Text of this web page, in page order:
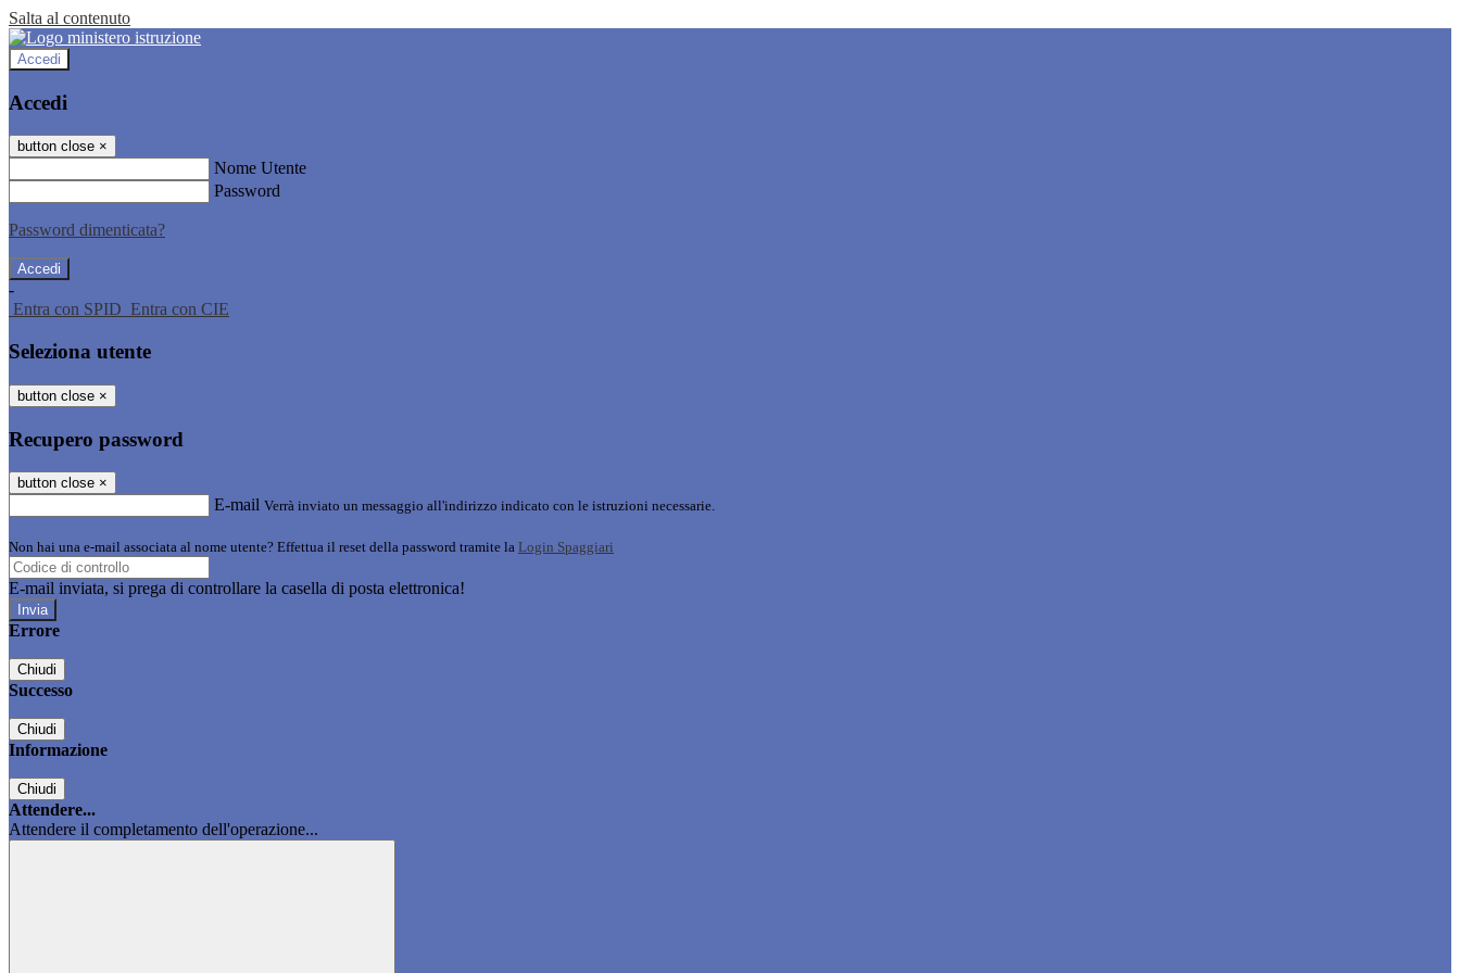
Salta al contenuto
Accedi
Accedi
button close ×
Nome Utente
Password
Password dimenticata?
-
Entra con SPID Entra con CIE
Seleziona utente
button close ×
Recupero password
button close ×
E-mail Verrà inviato un messaggio all'indirizzo indicato con le istruzioni necessarie.
Non hai una e-mail associata al nome utente? Effettua il reset della password tramite la Login Spaggiari
E-mail inviata, si prega di controllare la casella di posta elettronica!
Errore
Chiudi
Successo
Chiudi
Informazione
Chiudi
Attendere...
Attendere il completamento dell'operazione...